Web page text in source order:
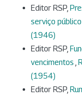
Editor RSP,
serviço público
(1946)
Editor RSP,
vencimentos ,
(1954)
Editor RSP,